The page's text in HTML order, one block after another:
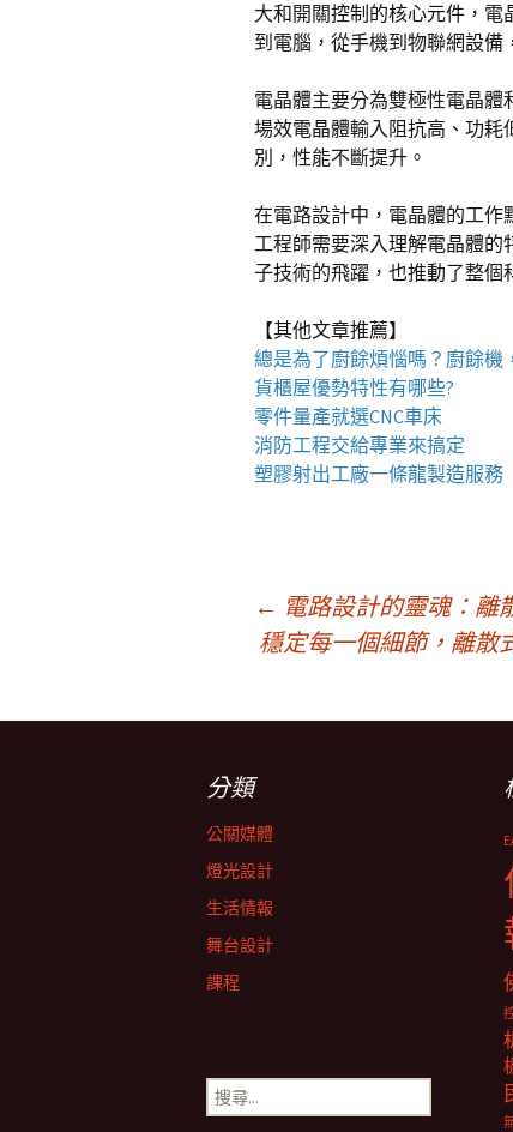
大和開關控制的核心元件，
到電腦，從手機到物聯網設備
電晶體主要分為雙極性電晶體
場效電晶體輸入阻抗高、功耗
別，性能不斷提升。
在電路設計中，電晶體的工作
工程師需要深入理解電晶體
子技術的飛躍，也推動了整個
【其他文章推薦】
總是為了廚餘煩惱嗎？ 廚餘機
貨櫃屋優勢特性有哪些?
零件量產就選CNC車床
消防工程交給專業來搞定
塑膠射出工廠一條龍製造服務
← 電路設計的靈魂：離
穩定每一個細節，離散
分類
公關媒體
燈光設計
生活情報
舞台設計
課程
搜
尋